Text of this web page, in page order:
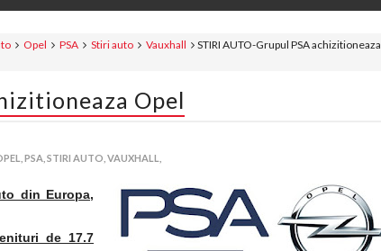
Opel PSA Stiri auto Vauxhall
STIRI AUTO-Grupul PSA achizitioneaza
Opel
PSA, STIRI AUTO, VAUXHALL,
din Europa,
de 17.7